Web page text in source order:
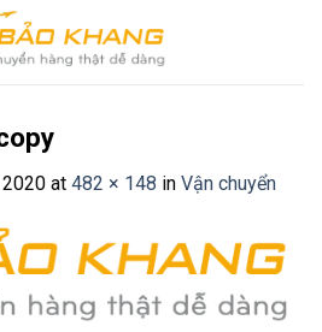
2020 at 482 × 148 in Vận chuyển